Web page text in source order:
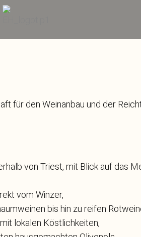
für den Weinanbau und der
von Triest, mit Blick auf das
vom Winzer,
bis hin zu reifen
lokalen Köstlichkeiten,